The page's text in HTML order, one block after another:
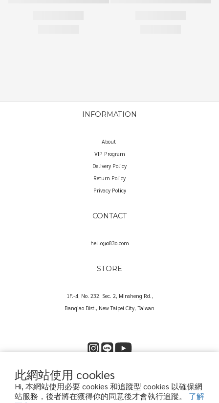
此網站使用 cookies
Hi, 本網站使用必要 cookies 和追蹤型 cookies 以確保網
站服務，後者將在獲得你的同意後才會執行追蹤。 了解
INFORMATION
About
VIP Program
Delivery Policy
Return Policy
Privacy Policy
CONTACT
hello@o83o.com
STORE
1F.-4, No. 232, Sec. 2, Minsheng Rd.,
Banqiao Dist., New Taipei City, Taiwan
Copyright© 2025 O83O International Trading Co., Ltd.
歐捌叁歐國際貿易股份有限公司｜60573857